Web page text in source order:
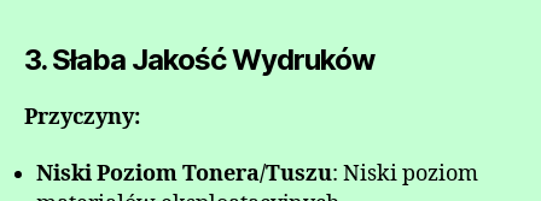
3. Słaba Jakość Wydruków
Przyczyny:
Niski Poziom Tonera/Tuszu: Niski poziom